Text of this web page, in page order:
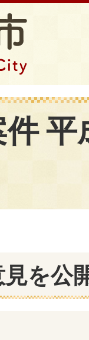
を公